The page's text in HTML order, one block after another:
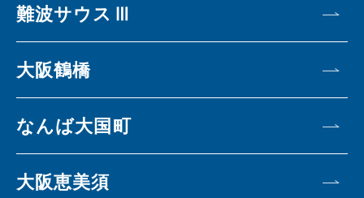
難波サウスⅢ
大阪鶴橋
なんば大国町
大阪恵美須